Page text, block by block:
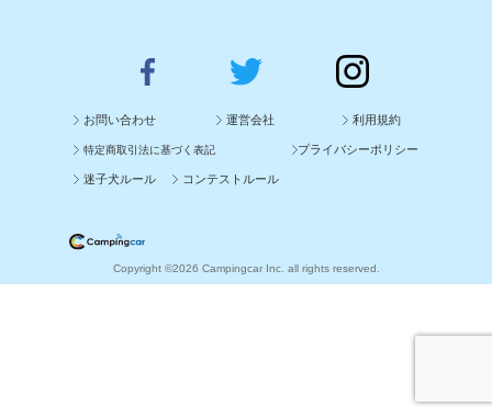
お問い合わせ 運営会社 利用規約
特定商取引法に基づく表記 プライバシーポリシー
迷子犬ルール コンテストルール
Copyright ©2026 Campingcar Inc. all rights reserved.